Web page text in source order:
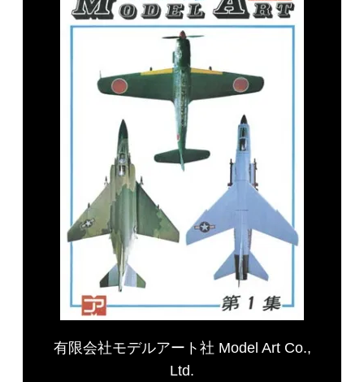
有限会社モデルアート社 Model Art Co.,
Ltd.